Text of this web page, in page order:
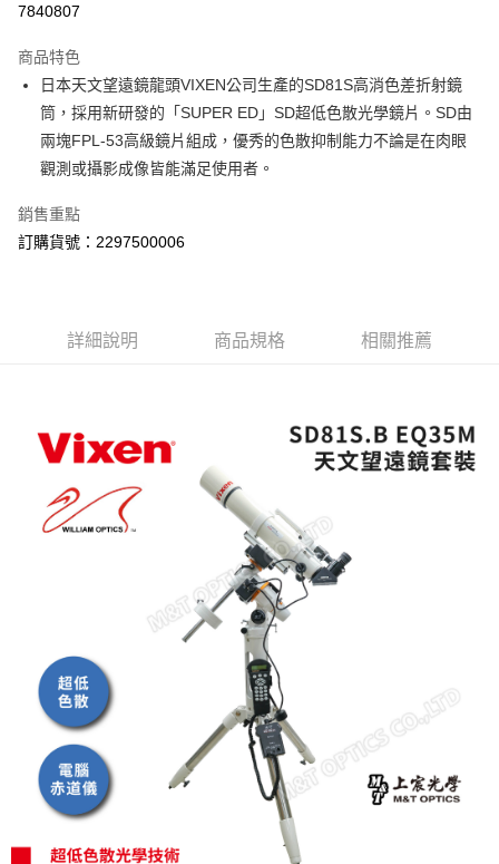
7840807
商品特色
日本天文望遠鏡龍頭VIXEN公司生產的SD81S高消色差折射鏡
筒，採用新研發的「SUPER ED」SD超低色散光學鏡片。SD由
兩塊FPL-53高級鏡片組成，優秀的色散抑制能力不論是在肉眼
觀測或攝影成像皆能滿足使用者。
銷售重點
訂購貨號：2297500006
詳細說明 商品規格 相關推薦